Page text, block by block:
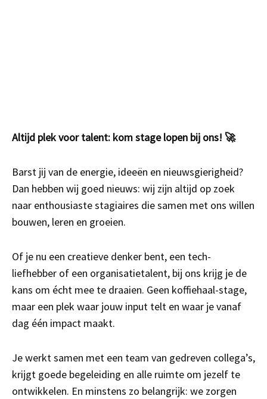
Altijd plek voor talent: kom stage lopen bij ons! 🚀
Barst jij van de energie, ideeën en nieuwsgierigheid?
Dan hebben wij goed nieuws: wij zijn altijd op zoek
naar enthousiaste stagiaires die samen met ons willen
bouwen, leren en groeien.
Of je nu een creatieve denker bent, een tech-
liefhebber of een organisatietalent, bij ons krijg je de
kans om écht mee te draaien. Geen koffiehaal-stage,
maar een plek waar jouw input telt en waar je vanaf
dag één impact maakt.
Je werkt samen met een team van gedreven collega’s,
krijgt goede begeleiding en alle ruimte om jezelf te
ontwikkelen. En minstens zo belangrijk: we zorgen